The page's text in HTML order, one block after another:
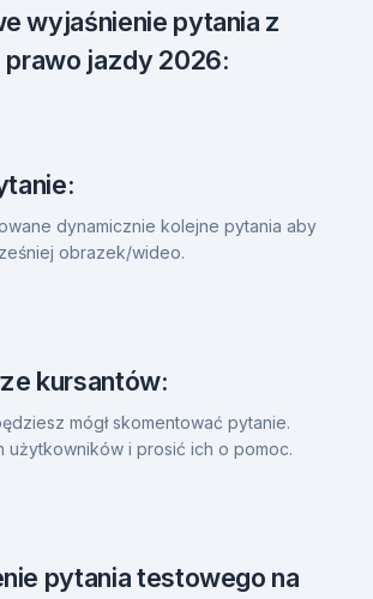
wyjaśnienie pytania z
jazdy 2026:
dynamicznie kolejne pytania aby
obrazek/wideo.
kursantów:
mógł skomentować pytanie.
użytkowników i prosić ich o pomoc.
pytania testowego na